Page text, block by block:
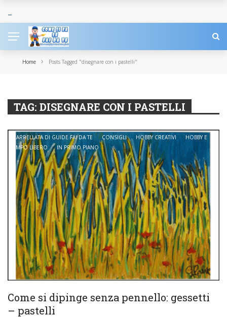
Home › Posts Tagged "disegnare con i pastelli"
TAG: DISEGNARE CON I PASTELLI
CARRELLATA DI GUIDE FAI DA TE CONSIGLI HOBBY CREATIVI
HOBBY E
TEMPO LIBERO
IN PRIMO PIANO
Come si dipinge senza pennello: gessetti
– pastelli